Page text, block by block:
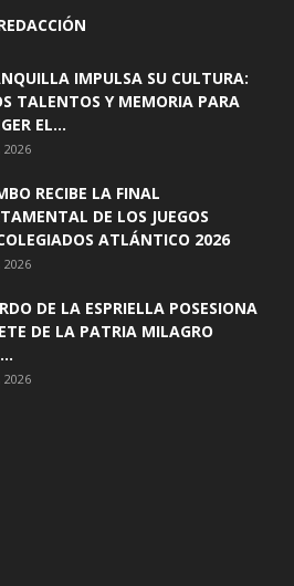
IMPULSA SU CULTURA:
TALENTOS Y MEMORIA PARA
EL...
2026
RECIBE LA FINAL
DE LOS JUEGOS
ATLÁNTICO 2026
2026
DE LA ESPRIELLA POSESIONA
DE LA PATRIA MILAGRO
2026